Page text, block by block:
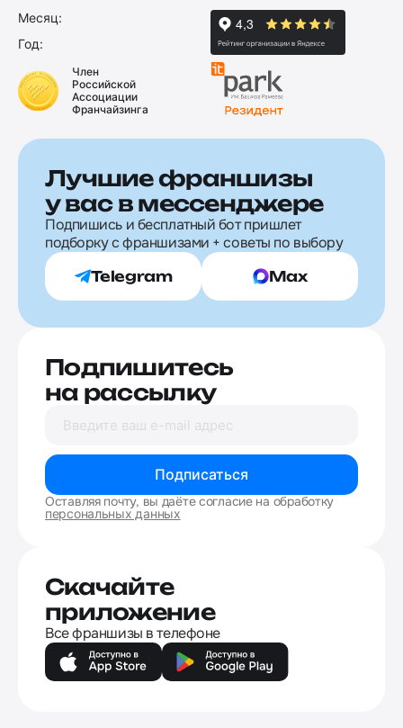
Месяц:
Год:
Член
Российской
Ассоциации
Франчайзинга
Лучшие франшизы
у вас в мессенджере
Подпишись и бесплатный бот пришлет
подборку с франшизами + советы по выбору
Telegram Max
Подпишитесь
на рассылку
Подписаться
Оставляя почту, вы даёте согласие на обработку
персональных данных
Скачайте
приложение
Все франшизы в телефоне